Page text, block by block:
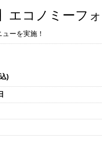
エコノミーフ
ーを実施！
)